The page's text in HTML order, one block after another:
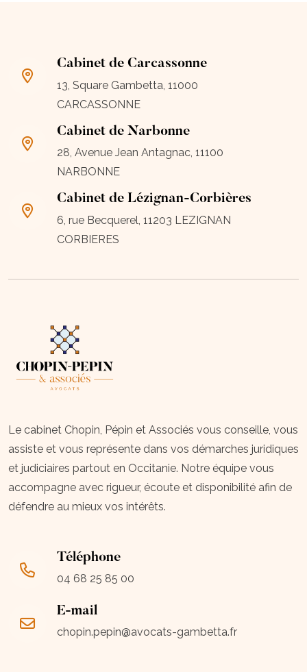
Cabinet de Carcassonne
13, Square Gambetta, 11000
CARCASSONNE
Cabinet de Narbonne
28, Avenue Jean Antagnac, 11100
NARBONNE
Cabinet de Lézignan-Corbières
6, rue Becquerel, 11203 LEZIGNAN
CORBIERES
Le cabinet Chopin, Pépin et Associés vous conseille, vous
assiste et vous représente dans vos démarches juridiques
et judiciaires partout en Occitanie. Notre équipe vous
accompagne avec rigueur, écoute et disponibilité afin de
défendre au mieux vos intérêts.
Téléphone
04 68 25 85 00
E-mail
chopin.pepin@avocats-gambetta.fr